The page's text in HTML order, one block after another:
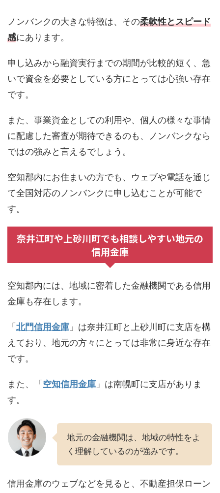
ノンバンクの大きな特徴は、その柔軟性とスピード
感にあります。
申し込みから融資実行までの期間が比較的短く、急
いで資金を必要としている方にとっては心強い存在
です。
また、事業資金としての利用や、個人の様々な事情
に配慮した審査が期待できるのも、ノンバンクなら
ではの強みと言えるでしょう。
空知郡内にお住まいの方でも、ウェブや電話を通じ
て全国対応のノンバンクに申し込むことが可能で
す。
奈井江町や上砂川町でも相談しやすい地元の
信用金庫
空知郡内には、地域に密着した金融機関である信用
金庫も存在します。
「 北門信用金庫 」は奈井江町と上砂川町に支店を構
えており、地元の方々にとっては非常に身近な存在
です。
また、「 空知信用金庫 」は南幌町に支店がありま
す。
地元の金融機関は、地域の特性をよ
く理解しているのが強みです。
信用金庫のウェブなどを見ると、不動産担保ローン